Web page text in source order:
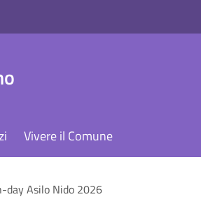
Vivere il Comune
day Asilo Nido 2026